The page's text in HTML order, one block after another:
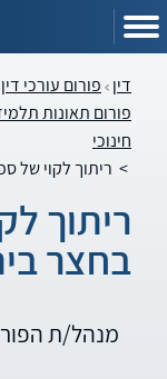
דין פורום עורכי דין
פורום תאונות
חינוכי
> ריתוך לקוי של
ריתוך
בחצר
מנהל/ת